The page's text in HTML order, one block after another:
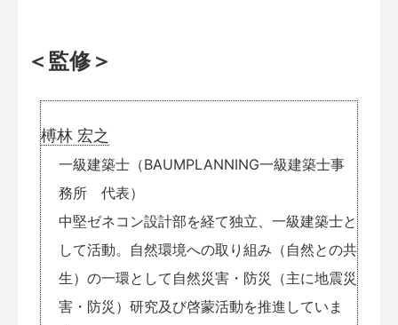
＜監修＞
榑林 宏之
一級建築士（BAUMPLANNING一級建築士事
務所 代表）
中堅ゼネコン設計部を経て独立、一級建築士と
して活動。自然環境への取り組み（自然との共
生）の一環として自然災害・防災（主に地震災
害・防災）研究及び啓蒙活動を推進していま